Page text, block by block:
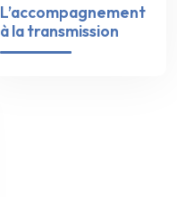
L’accompagnement
à la transmission